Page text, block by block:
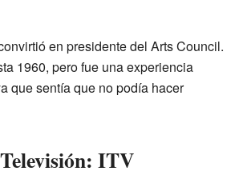
en presidente del Arts Council.
1960, pero fue una experiencia
que sentía que no podía hacer
ITV